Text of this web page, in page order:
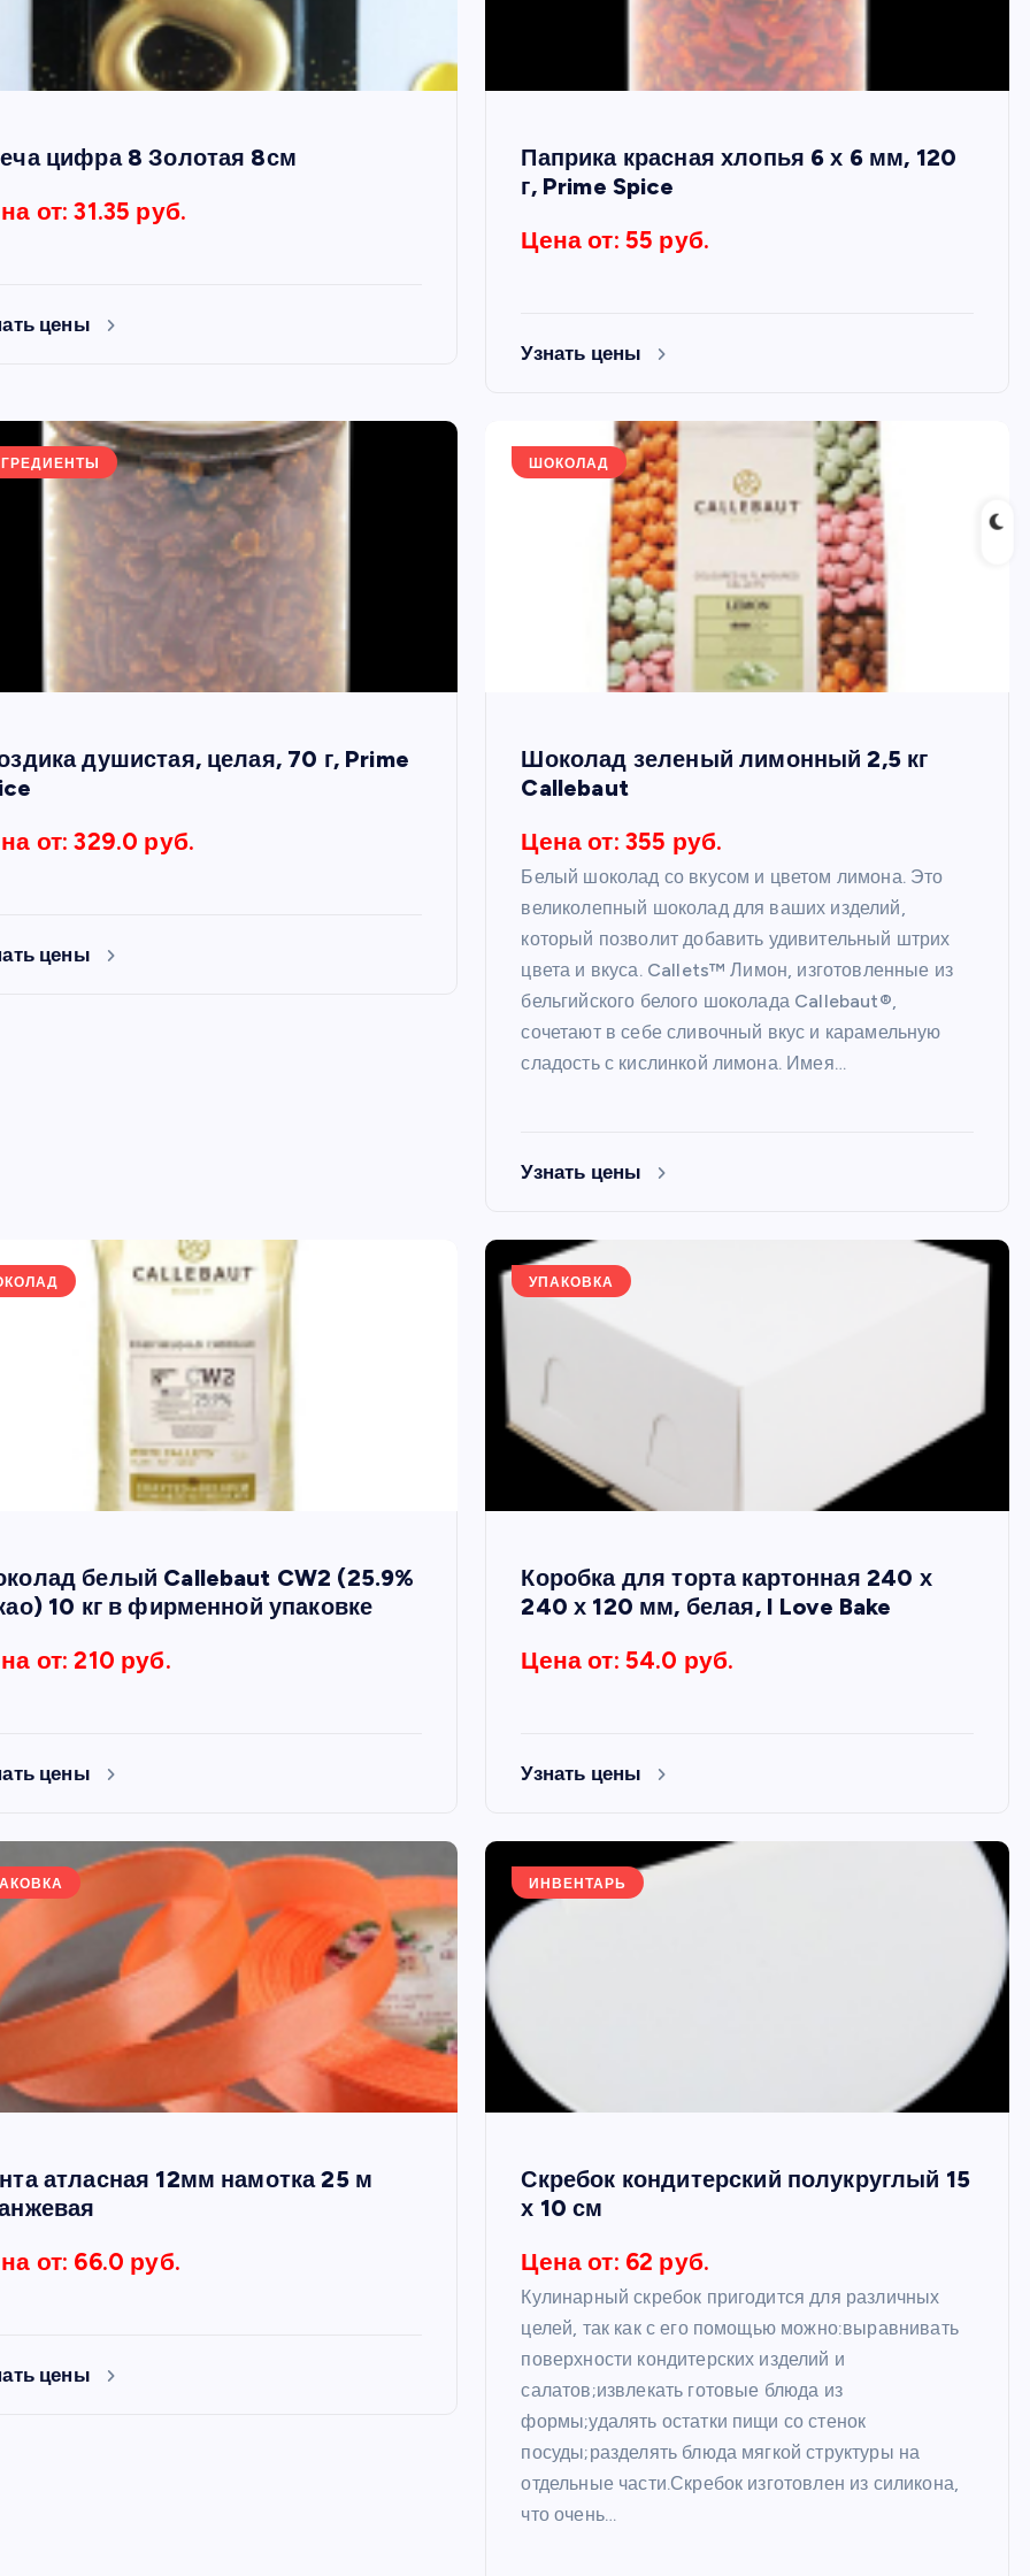
цифра 8 Золотая 8см
от: 31.35 руб.
цены
Паприка красная хлопья 6 х 6 мм, 120
г, Prime Spice
Цена от: 55 руб.
Узнать цены
душистая, целая, 70 г, Prime
от: 329.0 руб.
цены
ШОКОЛАД
Шоколад зеленый лимонный 2,5 кг
Callebaut
Цена от: 355 руб.
Белый шоколад со вкусом и цветом лимона. Это
великолепный шоколад для ваших изделий,
который позволит добавить удивительный штрих
цвета и вкуса. Callets™ Лимон, изготовленные из
бельгийского белого шоколада Callebaut®,
сочетают в себе сливочный вкус и карамельную
сладость с кислинкой лимона. Имея…
Узнать цены
белый Callebaut CW2 (25.9%
10 кг в фирменной упаковке
от: 210 руб.
цены
УПАКОВКА
Коробка для торта картонная 240 х
240 х 120 мм, белая, I Love Bake
Цена от: 54.0 руб.
Узнать цены
атласная 12мм намотка 25 м
от: 66.0 руб.
цены
ИНВЕНТАРЬ
Скребок кондитерский полукруглый 15
х 10 см
Цена от: 62 руб.
Кулинарный скребок пригодится для различных
целей, так как с его помощью можно:выравнивать
поверхности кондитерских изделий и
салатов;извлекать готовые блюда из
формы;удалять остатки пищи со стенок
посуды;разделять блюда мягкой структуры на
отдельные части.Скребок изготовлен из силикона,
что очень…